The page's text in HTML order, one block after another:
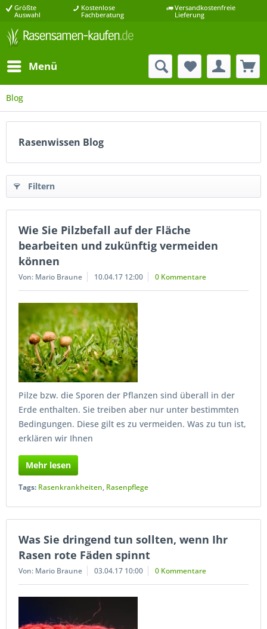
Größte
Auswahl
Kostenlose
Fachberatung
Versandkostenfreie
Lieferung
Menü
Blog
Rasenwissen Blog
Filtern
Wie Sie Pilzbefall auf der Fläche
bearbeiten und zukünftig vermeiden
können
Von: Mario Braune 10.04.17 12:00 0 Kommentare
Pilze bzw. die Sporen der Pflanzen sind überall in der
Erde enthalten. Sie treiben aber nur unter bestimmten
Bedingungen. Diese gilt es zu vermeiden. Was zu tun ist,
erklären wir Ihnen
Mehr lesen
Tags: Rasenkrankheiten, Rasenpflege
Was Sie dringend tun sollten, wenn Ihr
Rasen rote Fäden spinnt
Von: Mario Braune 03.04.17 10:00 0 Kommentare